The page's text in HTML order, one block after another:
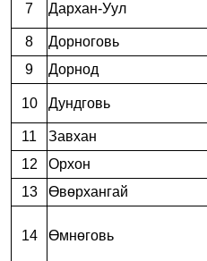
7 Дархан-Уул
8 Дорноговь
9
Дорнод
10 Дундговь
11 Завхан
12
Орхон
13
Өвөрхангай
14 Өмнөговь